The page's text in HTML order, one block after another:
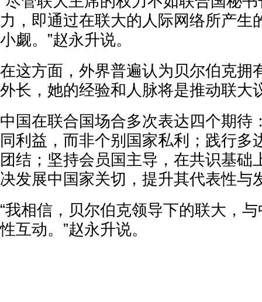
力，即通过在联大的人际网络所产生
小觑。”赵永升说。
在这方面，外界普遍认为贝尔伯克拥
外长，她的经验和人脉将是推动联大
中国在联合国场合多次表达四个期待
同利益，而非个别国家私利；践行多
团结；坚持会员国主导，在共识基础
决发展中国家关切，提升其代表性与
“我相信，贝尔伯克领导下的联大，
性互动。”赵永升说。